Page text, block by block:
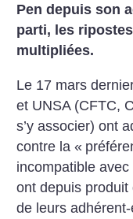
Pen depuis son
parti, les
multipliées.
Le 17 mars
et UNSA (CFTC,
s’y associer) ont
contre la «
incompatible
ont depuis
de leurs